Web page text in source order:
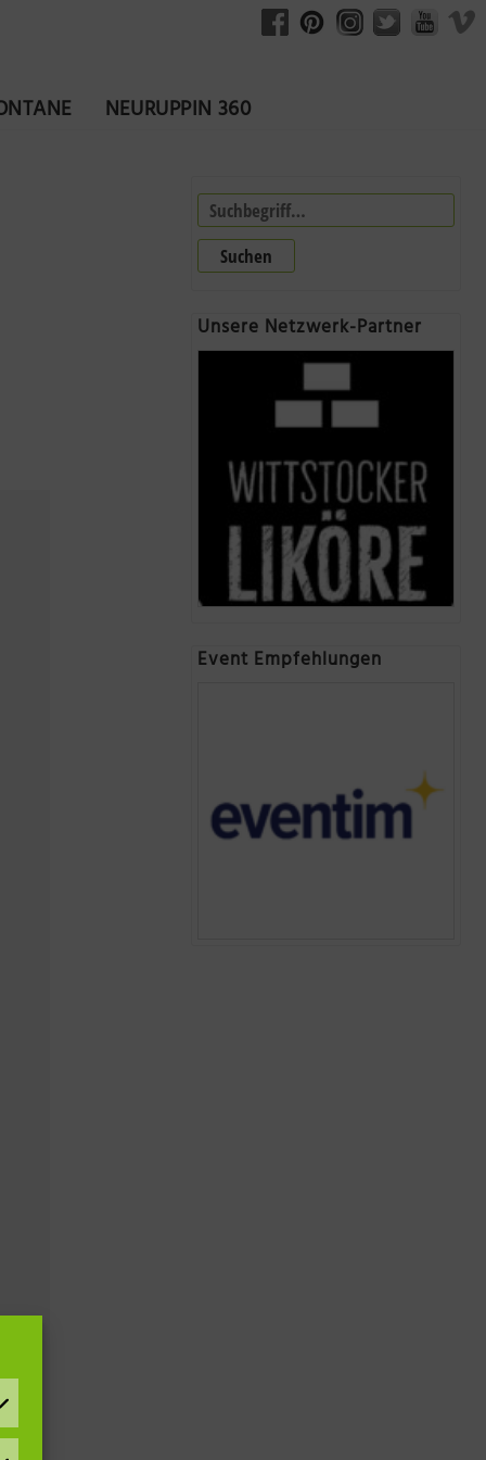
NEURUPPIN 360
Suchen
Unsere Netzwerk-Partner
Event Empfehlungen